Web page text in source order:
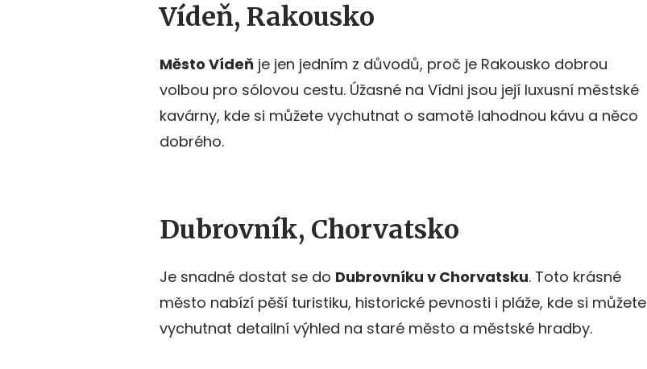
Vídeň, Rakousko
Město Vídeň je jen jedním z důvodů, proč je Rakousko dobrou
volbou pro sólovou cestu. Úžasné na Vídni jsou její luxusní městské
kavárny, kde si můžete vychutnat o samotě lahodnou kávu a něco
dobrého.
Dubrovník, Chorvatsko
Je snadné dostat se do Dubrovníku v Chorvatsku. Toto krásné
město nabízí pěší turistiku, historické pevnosti i pláže, kde si můžete
vychutnat detailní výhled na staré město a městské hradby.